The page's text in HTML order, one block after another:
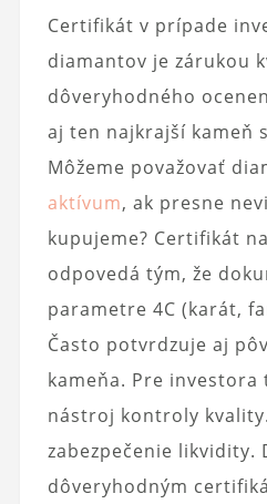
Certifikát v prípade
diamantov je zárukou
dôveryhodného
aj ten najkrajší kameň
Môžeme považovať
aktívum, ak presne
kupujeme? Certifikát
odpovedá tým, že
parametre 4C (karát,
Často potvrdzuje aj
kameňa. Pre investora
nástroj kontroly
zabezpečenie likvidity.
dôveryhodným